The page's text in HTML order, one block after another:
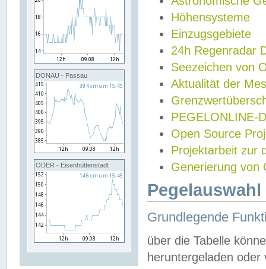
DONAU - Passau
ODER - Eisenhüttenstadt
Höhensysteme
Einzugsgebiete
24h Regenradar
Seezeichen von
Aktualität der
PEGELONLINE-
Open Source
Projektarbeit zur
Generierung von
Grundlegende
über die Tabelle
heruntergeladen oder